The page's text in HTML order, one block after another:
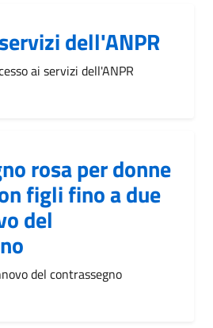
dell'ANPR
ai servizi dell'ANPR
rosa per donne
figli fino a due
del
del contrassegno